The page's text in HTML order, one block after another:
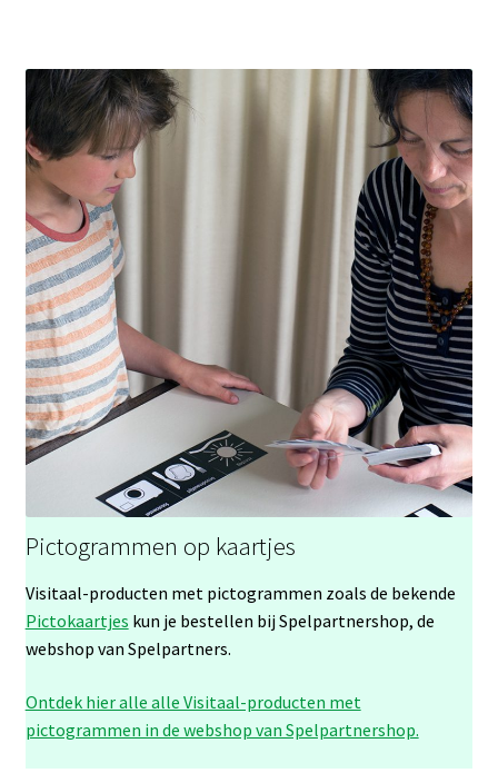
Pictogrammen op kaartjes
Visitaal-producten met pictogrammen zoals de bekende
Pictokaartjes kun je bestellen bij Spelpartnershop, de
webshop van Spelpartners.
Ontdek hier alle alle Visitaal-producten met
pictogrammen in de webshop van Spelpartnershop.